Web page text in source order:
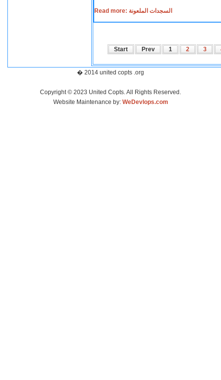
Read more: السجدات الملعونة
Start Prev 1 2 3
� 2014 united copts .org
Copyright © 2023 United Copts. All Rights Reserved.
Website Maintenance by: WeDevlops.com